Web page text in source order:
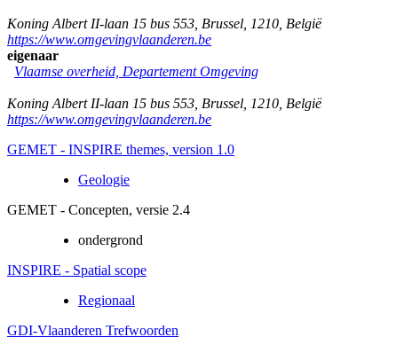
Koning Albert II-laan 15 bus 553 Brussel 1210 België
https://www.omgevingvlaanderen.be
eigenaar
Vlaamse overheid, Departement Omgeving
Koning Albert II-laan 15 bus 553 Brussel 1210 België
https://www.omgevingvlaanderen.be
GEMET - INSPIRE themes, version 1.0
Geologie
GEMET - Concepten, versie 2.4
ondergrond
INSPIRE - Spatial scope
Regionaal
GDI-Vlaanderen Trefwoorden